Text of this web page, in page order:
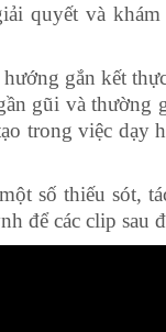
quyết và
gắn kết
gũi và thường
trong việc dạy
số thiếu sót,
để các clip sau